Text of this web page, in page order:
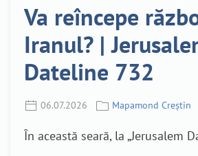
Va reîncepe
Iranul? |
Dateline 732
06.07.2026 Mapamond Creștin
În această seară, la „Jerusalem